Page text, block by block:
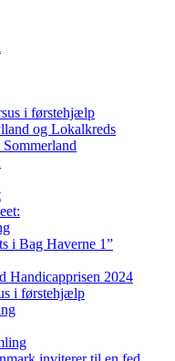
i førstehjælp
og Lokalkreds
i Bag Haverne 1”
Handicapprisen 2024
i førstehjælp